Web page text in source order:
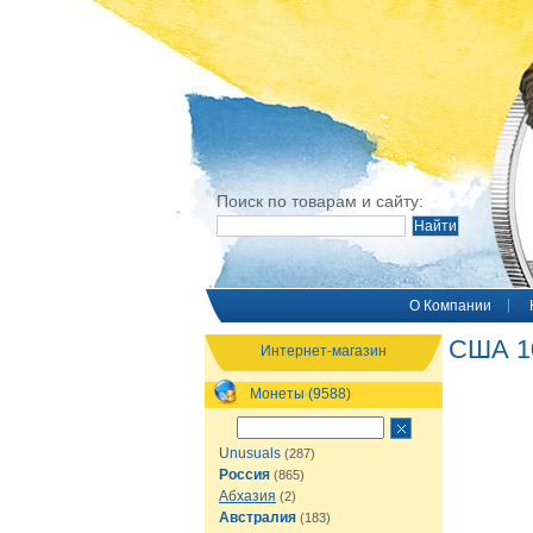
Поиск по товарам и сайту:
O Компании
Интернет-магазин
Монеты (9588)
Unusuals (287)
Россия (865)
Абхазия (2)
Австралия (183)
США